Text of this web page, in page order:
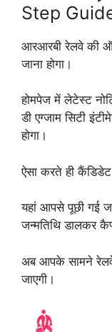
Step
आरआरबी रेलवे की
जाना होगा।
होमपेज में लेटेस्ट
डी एग्जाम सिटी
होगा।
ऐसा करते ही
यहां आपसे पूछी गई
जन्मतिथि डालकर
अब आपके सामने रेलवे
जाएगी।